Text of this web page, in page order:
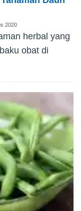
2020
herbal yang
obat di